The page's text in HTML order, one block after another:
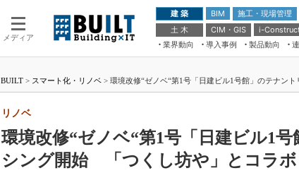
メディア
建 築 BIM 施工・現場管理
土 木
CIM・GIS i-
業界動向
導入事例 製品動向
ドローンがもたらす建設業界
ムチェンジ” Ver.2.0
“Society5.0”時代のスマート
VR／ARが描くモノづくりのミ
第8回 国際 建
築・土木・不
Japan Drone
BUILT > スマート化・リノベ > 環境改修“ゼノベ“第1号「日建ビル1号館」のテナン
環境改修“ゼノベ“第1号「日建ビル1
シング開始 「つくし坊や」とコラボ
リノベ